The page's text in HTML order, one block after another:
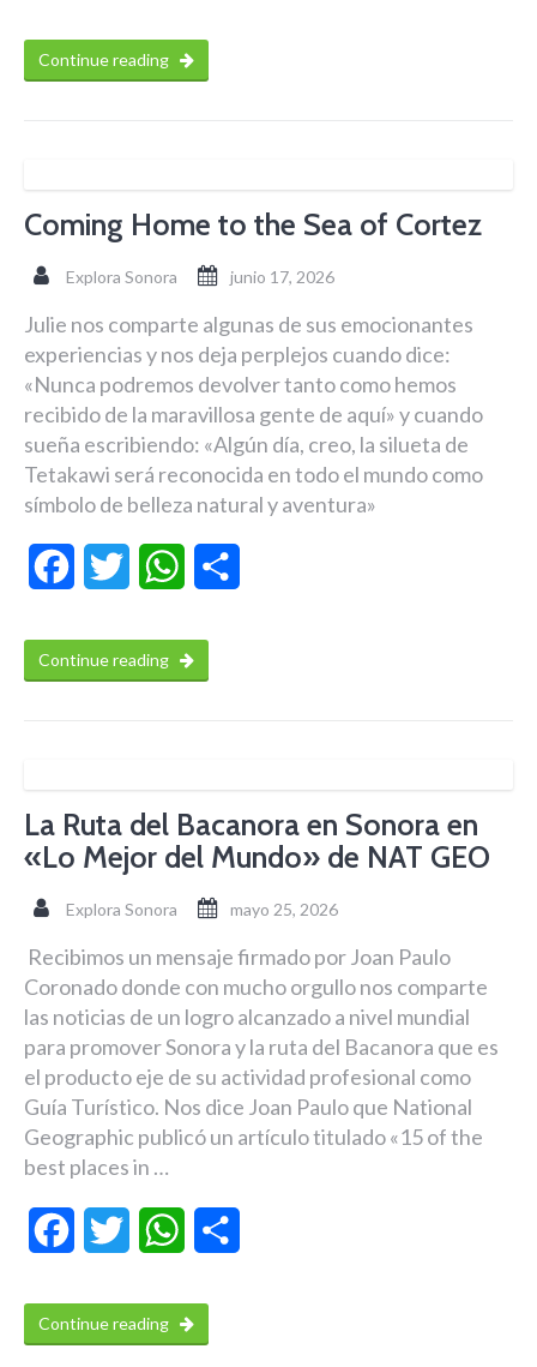
Continue reading
Coming Home to the Sea of Cortez
Explora Sonora junio 17, 2026
Julie nos comparte algunas de sus emocionantes
experiencias y nos deja perplejos cuando dice:
«Nunca podremos devolver tanto como hemos
recibido de la maravillosa gente de aquí» y cuando
sueña escribiendo: «Algún día, creo, la silueta de
Tetakawi será reconocida en todo el mundo como
símbolo de belleza natural y aventura»
FacebookTwitter WhatsApp
Continue reading
La Ruta del Bacanora en Sonora en
«Lo Mejor del Mundo» de NAT GEO
Explora Sonora mayo 25, 2026
Recibimos un mensaje firmado por Joan Paulo
Coronado donde con mucho orgullo nos comparte
las noticias de un logro alcanzado a nivel mundial
para promover Sonora y la ruta del Bacanora que es
el producto eje de su actividad profesional como
Guía Turístico. Nos dice Joan Paulo que National
Geographic publicó un artículo titulado «15 of the
best places in …
FacebookTwitter WhatsApp
Continue reading